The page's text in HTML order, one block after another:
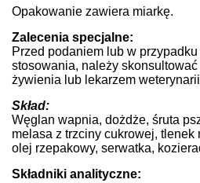
Opakowanie zawiera miarkę.
Zalecenia specjalne:
Przed podaniem lub w
stosowania, należy
żywienia lub lekarzem
Skład:
Węglan wapnia, dożdże, śruta
melasa z trzciny cukrowej, tlenek
olej rzepakowy, serwatka,
Składniki analityczne: